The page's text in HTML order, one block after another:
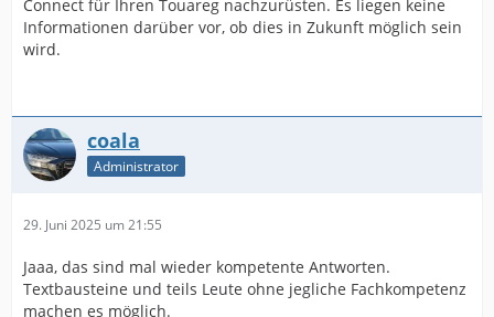
Connect für Ihren Touareg nachzurüsten. Es liegen keine
Informationen darüber vor, ob dies in Zukunft möglich sein
wird.
coala
Administrator
29. Juni 2025 um 21:55
Jaaa, das sind mal wieder kompetente Antworten.
Textbausteine und teils Leute ohne jegliche Fachkompetenz
machen es möglich.